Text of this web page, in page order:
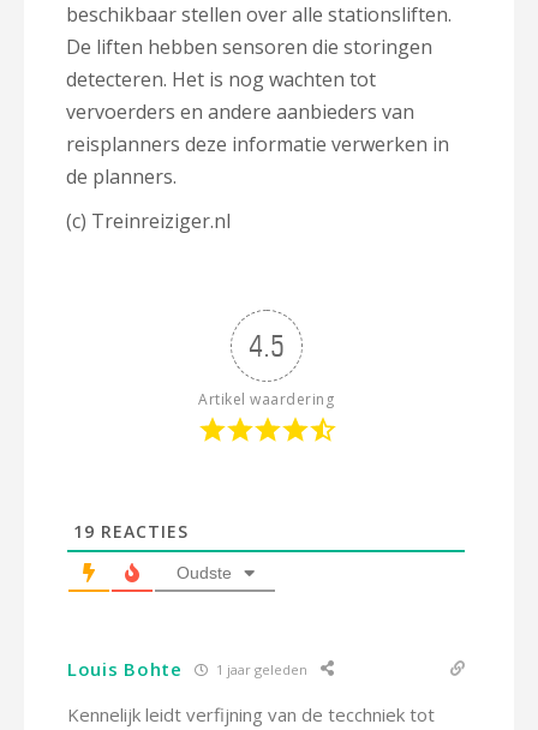
beschikbaar stellen over alle stationsliften.
De liften hebben sensoren die storingen
detecteren. Het is nog wachten tot
vervoerders en andere aanbieders van
reisplanners deze informatie verwerken in
de planners.
(c) Treinreiziger.nl
4.5
Artikel waardering
19 REACTIES
Oudste
Louis Bohte 1 jaar geleden
Kennelijk leidt verfijning van de tecchniek tot